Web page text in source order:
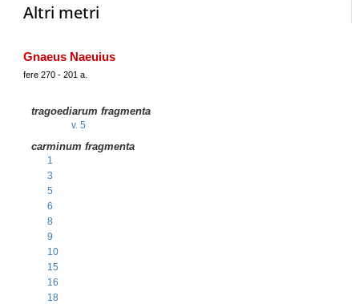
Altri metri
Gnaeus Naeuius
fere 270 - 201 a.
tragoediarum fragmenta
v. 5
carminum fragmenta
1
3
5
6
8
9
10
15
16
18